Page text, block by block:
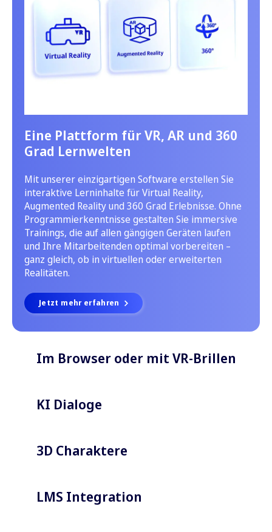
Eine Plattform für VR, AR und 360
Grad Lernwelten
Mit unserer einzigartigen Software erstellen Sie
interaktive Lerninhalte für Virtual Reality,
Augmented Reality und 360 Grad Erlebnisse. Ohne
Programmierkenntnisse gestalten Sie immersive
Trainings, die auf allen gängigen Geräten laufen
und Ihre Mitarbeitenden optimal vorbereiten –
ganz gleich, ob in virtuellen oder erweiterten
Realitäten.
Jetzt mehr erfahren
Im Browser oder mit VR-Brillen
KI Dialoge
3D Charaktere
LMS Integration